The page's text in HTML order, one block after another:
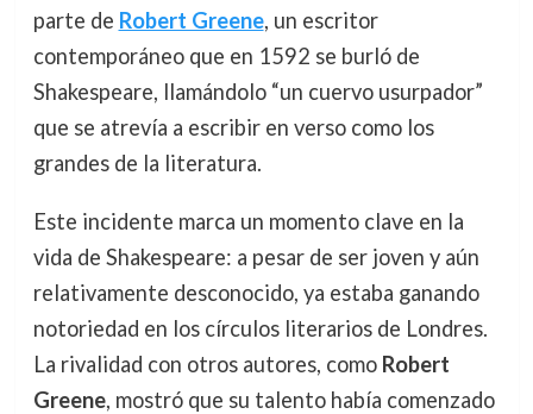
parte de Robert Greene, un escritor
contemporáneo que en 1592 se burló de
Shakespeare, llamándolo “un cuervo usurpador”
que se atrevía a escribir en verso como los
grandes de la literatura.
Este incidente marca un momento clave en la
vida de Shakespeare: a pesar de ser joven y aún
relativamente desconocido, ya estaba ganando
notoriedad en los círculos literarios de Londres.
La rivalidad con otros autores, como Robert
Greene, mostró que su talento había comenzado